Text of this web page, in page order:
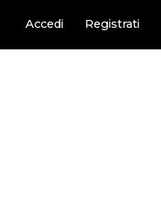
Accedi Registrati